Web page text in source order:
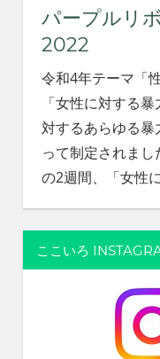
パープルリ
2022
令和4年テーマ「
「女性に対する
対するあらゆる
って制定されま
の2週間、「女性
ここいろ